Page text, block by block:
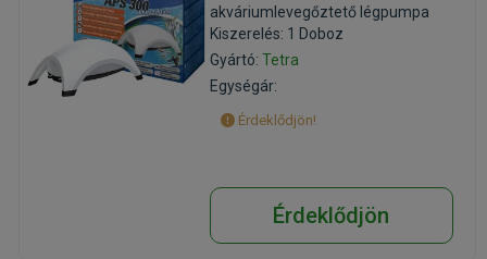
akváriumlevegőztető légpumpa
Kiszerelés: 1 Doboz
Gyártó: Tetra
Egységár:
Érdeklődjön!
Érdeklődjön